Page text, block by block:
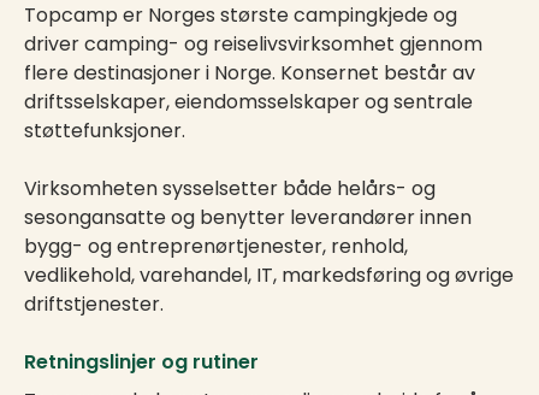
Topcamp er Norges største campingkjede og
driver camping- og reiselivsvirksomhet gjennom
flere destinasjoner i Norge. Konsernet består av
driftsselskaper, eiendomsselskaper og sentrale
støttefunksjoner.
Virksomheten sysselsetter både helårs- og
sesongansatte og benytter leverandører innen
bygg- og entreprenørtjenester, renhold,
vedlikehold, varehandel, IT, markedsføring og øvrige
driftstjenester.
Retningslinjer og rutiner